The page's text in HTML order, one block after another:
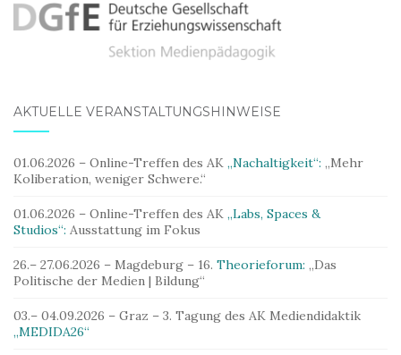
AKTUELLE VERANSTALTUNGSHINWEISE
01.06.2026 – Online-Treffen des AK „Nachaltigkeit“: „Mehr
Koliberation, weniger Schwere.“
01.06.2026 – Online-Treffen des AK „Labs, Spaces &
Studios“: Ausstattung im Fokus
26.– 27.06.2026 – Magdeburg – 16. Theorieforum: „Das
Politische der Medien | Bildung“
03.– 04.09.2026 – Graz – 3. Tagung des AK Mediendidaktik
„MEDIDA26“